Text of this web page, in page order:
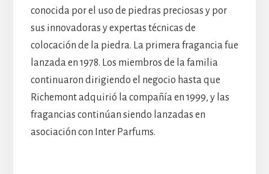
conocida por el uso de piedras preciosas y por
sus innovadoras y expertas técnicas de
colocación de la piedra. La primera fragancia fue
lanzada en 1978. Los miembros de la familia
continuaron dirigiendo el negocio hasta que
Richemont adquirió la compañía en 1999, y las
fragancias continúan siendo lanzadas en
asociación con Inter Parfums.